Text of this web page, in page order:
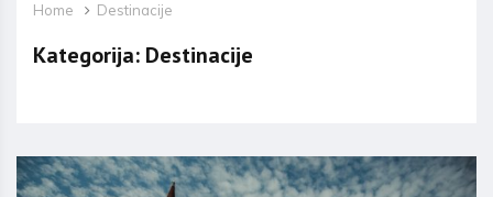
Home Destinacije
Kategorija: Destinacije